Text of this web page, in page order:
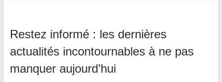
Restez informé : les dernières
actualités incontournables à ne pas
manquer aujourd’hui